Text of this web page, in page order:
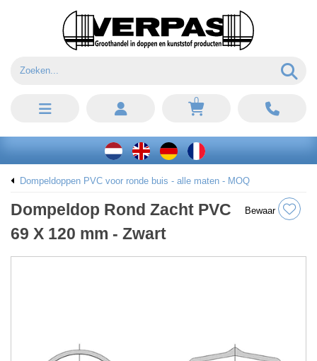
0
Dompeldoppen PVC voor ronde buis - alle maten - MOQ
Dompeldop Rond Zacht PVC
69 X 120 mm - Zwart
Bewaar